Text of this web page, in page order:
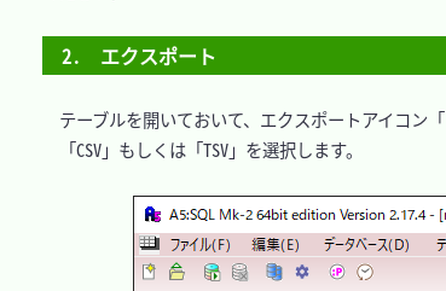
2.　エクスポート
テーブルを開いておいて、エクスポートアイコン「
「CSV」もしくは「TSV」を選択します。